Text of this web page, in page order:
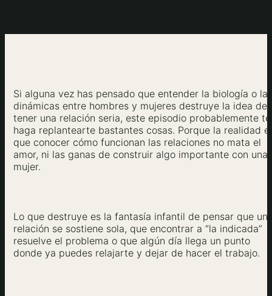
Si alguna vez has pensado que entender la biología o las
dinámicas entre hombres y mujeres destruye la idea de
tener una relación seria, este episodio probablemente te
haga replantearte bastantes cosas. Porque la realidad
que conocer cómo funcionan las relaciones no mata el
amor, ni las ganas de construir algo importante con una
mujer.
Lo que destruye es la fantasía infantil de pensar que
relación se sostiene sola, que encontrar a “la indicada”
resuelve el problema o que algún día llega un punto
donde ya puedes relajarte y dejar de hacer el trabajo.